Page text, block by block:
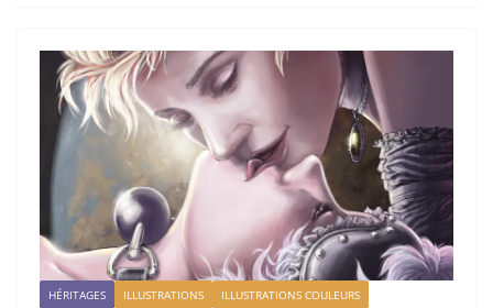
HÉRITAGES ILLUSTRATIONS
ILLUSTRATIONS COULEURS